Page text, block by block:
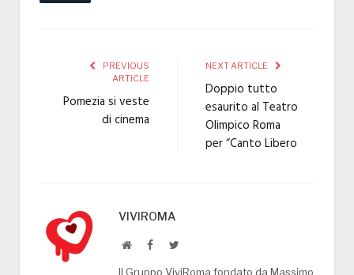
PREVIOUS
ARTICLE
Pomezia si veste
di cinema
NEXT ARTICLE
Doppio tutto
esaurito al Teatro
Olimpico Roma
per “Canto Libero
VIVIROMA
WebsiteFacebookTwitter
Il Gruppo ViviRoma fondato da Massimo